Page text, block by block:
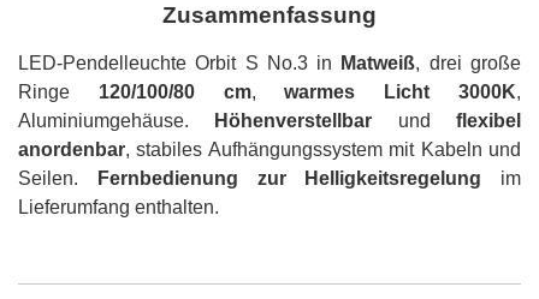
Zusammenfassung
LED-Pendelleuchte Orbit S No.3 in Matweiß, drei große
Ringe 120/100/80 cm,warmes Licht 3000K,
Aluminiumgehäuse.
Höhenverstellbar undflexibel
anordenbar, stabiles Aufhängungssystem mit Kabeln und
Seilen.
Fernbedienung zur Helligkeitsregelung im
Lieferumfang enthalten.